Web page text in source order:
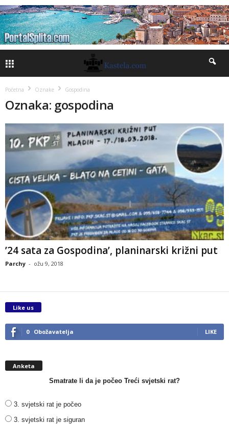
Početna Oznake Gospodina
Oznaka: gospodina
’24 sata za Gospodina’, planinarski križni put
Parchy - ožu 9, 2018
Like us
0 Obožavatelja LIKE
Anketa
Smatrate li da je počeo Treći svjetski rat?
3. svjetski rat je počeo
3. svjetski rat je siguran